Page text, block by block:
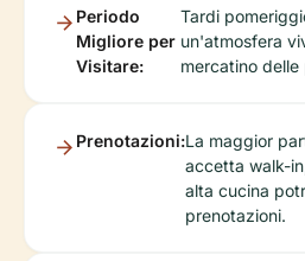
Periodo
Migliore per
Visitare:
Tardi
un'atmosfera
mercatino delle
Prenotazioni:La maggior
accetta walk-
alta cucina
prenotazioni.